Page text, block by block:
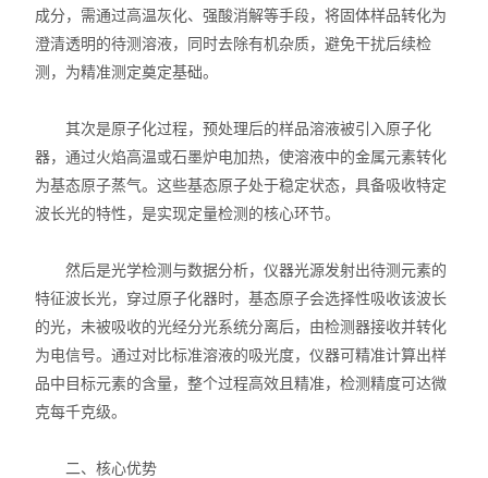
成分，需通过高温灰化、强酸消解等手段，将固体样品转化为
澄清透明的待测溶液，同时去除有机杂质，避免干扰后续检
测，为精准测定奠定基础。
其次是原子化过程，预处理后的样品溶液被引入原子化
器，通过火焰高温或石墨炉电加热，使溶液中的金属元素转化
为基态原子蒸气。这些基态原子处于稳定状态，具备吸收特定
波长光的特性，是实现定量检测的核心环节。
然后是光学检测与数据分析，仪器光源发射出待测元素的
特征波长光，穿过原子化器时，基态原子会选择性吸收该波长
的光，未被吸收的光经分光系统分离后，由检测器接收并转化
为电信号。通过对比标准溶液的吸光度，仪器可精准计算出样
品中目标元素的含量，整个过程高效且精准，检测精度可达微
克每千克级。
二、核心优势